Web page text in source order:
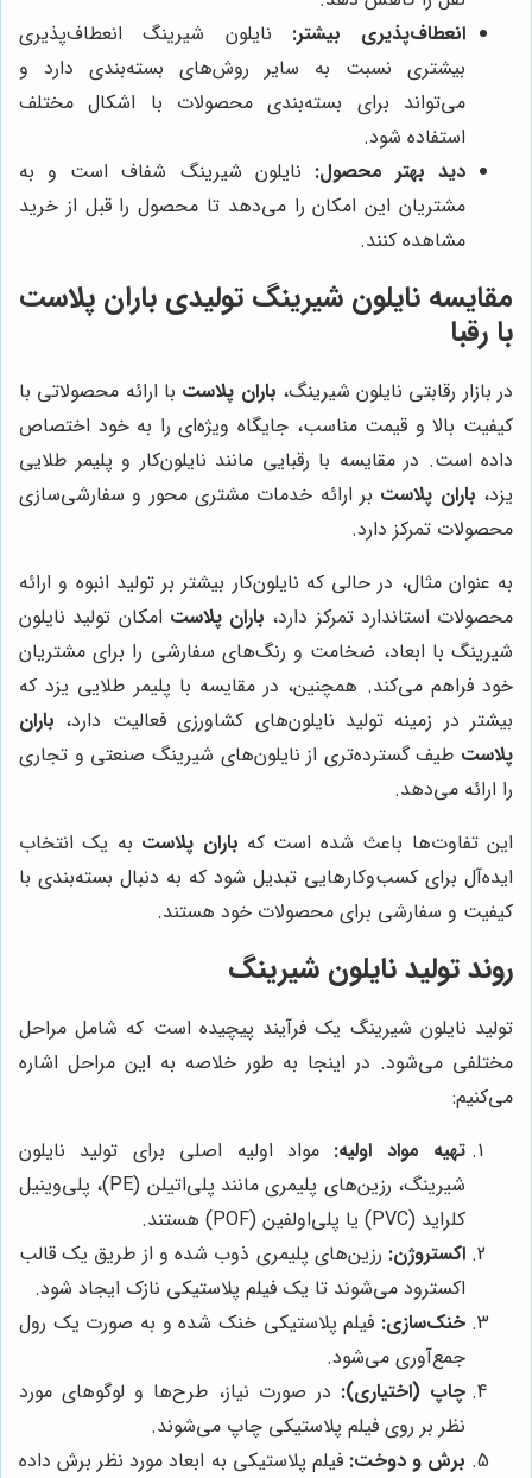
انعطاف‌پذیری بیشتر: نایلون شیرینگ انعطاف‌پذیری
بیشتری نسبت به سایر روش‌های بسته‌بندی دارد و
می‌تواند برای بسته‌بندی محصولات با اشکال مختلف
استفاده شود.
دید بهتر محصول: نایلون شیرینگ شفاف است و به
مشتریان این امکان را می‌دهد تا محصول را قبل از خرید
مشاهده کنند.
مقایسه نایلون شیرینگ تولیدی باران پلاست
با رقبا
در بازار رقابتی نایلون شیرینگ، باران پلاست با ارائه محصولاتی با
کیفیت بالا و قیمت مناسب، جایگاه ویژه‌ای را به خود اختصاص
داده است. در مقایسه با رقبایی مانند نایلون‌کار و پلیمر طلایی
یزد، باران پلاست بر ارائه خدمات مشتری محور و سفارشی‌سازی
محصولات تمرکز دارد.
به عنوان مثال، در حالی که نایلون‌کار بیشتر بر تولید انبوه و ارائه
محصولات استاندارد تمرکز دارد، باران پلاست امکان تولید نایلون
شیرینگ با ابعاد، ضخامت و رنگ‌های سفارشی را برای مشتریان
خود فراهم می‌کند. همچنین، در مقایسه با پلیمر طلایی یزد که
بیشتر در زمینه تولید نایلون‌های کشاورزی فعالیت دارد، باران
پلاست طیف گسترده‌تری از نایلون‌های شیرینگ صنعتی و تجاری
را ارائه می‌دهد.
این تفاوت‌ها باعث شده است که باران پلاست به یک انتخاب
ایده‌آل برای کسب‌وکارهایی تبدیل شود که به دنبال بسته‌بندی با
کیفیت و سفارشی برای محصولات خود هستند.
روند تولید نایلون شیرینگ
تولید نایلون شیرینگ یک فرآیند پیچیده است که شامل مراحل
مختلفی می‌شود. در اینجا به طور خلاصه به این مراحل اشاره
می‌کنیم:
تهیه مواد اولیه: مواد اولیه اصلی برای تولید نایلون
شیرینگ، رزین‌های پلیمری مانند پلی‌اتیلن (PE)، پلی‌وینیل
کلراید (PVC) یا پلی‌اولفین (POF) هستند.
اکستروژن: رزین‌های پلیمری ذوب شده و از طریق یک قالب
اکسترود می‌شوند تا یک فیلم پلاستیکی نازک ایجاد شود.
خنک‌سازی: فیلم پلاستیکی خنک شده و به صورت یک رول
جمع‌آوری می‌شود.
چاپ (اختیاری): در صورت نیاز، طرح‌ها و لوگوهای مورد
نظر بر روی فیلم پلاستیکی چاپ می‌شوند.
برش و دوخت: فیلم پلاستیکی به ابعاد مورد نظر برش داده